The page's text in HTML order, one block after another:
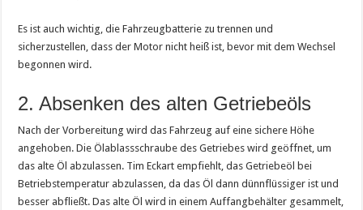
Es ist auch wichtig, die Fahrzeugbatterie zu trennen und
sicherzustellen, dass der Motor nicht heiß ist, bevor mit dem Wechsel
begonnen wird.
2. Absenken des alten Getriebeöls
Nach der Vorbereitung wird das Fahrzeug auf eine sichere Höhe
angehoben. Die Ölablassschraube des Getriebes wird geöffnet, um
das alte Öl abzulassen. Tim Eckart empfiehlt, das Getriebeöl bei
Betriebstemperatur abzulassen, da das Öl dann dünnflüssiger ist und
besser abfließt. Das alte Öl wird in einem Auffangbehälter gesammelt,